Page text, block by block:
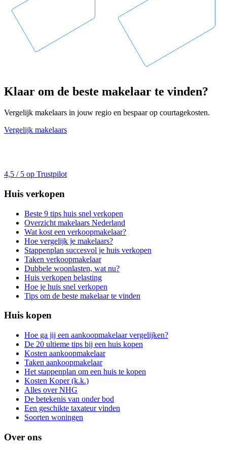
Klaar om de beste makelaar te vinden?
Vergelijk makelaars in jouw regio en bespaar op courtagekosten.
Vergelijk makelaars
4,5 / 5 op Trustpilot
Huis verkopen
Beste 9 tips huis snel verkopen
Overzicht makelaars Nederland
Wat kost een verkoopmakelaar?
Hoe vergelijk je makelaars?
Stappenplan succesvol je huis verkopen
Taken verkoopmakelaar
Dubbele woonlasten, wat nu?
Huis verkopen belasting
Hoe je huis snel verkopen
Tips om de beste makelaar te vinden
Huis kopen
Hoe ga jij een aankoopmakelaar vergelijken?
De 20 ultieme tips bij een huis kopen
Kosten aankoopmakelaar
Taken aankoopmakelaar
Het stappenplan om een huis te kopen
Kosten Koper (k.k.)
Alles over NHG
De betekenis van onder bod
Een geschikte taxateur vinden
Soorten woningen
Over ons